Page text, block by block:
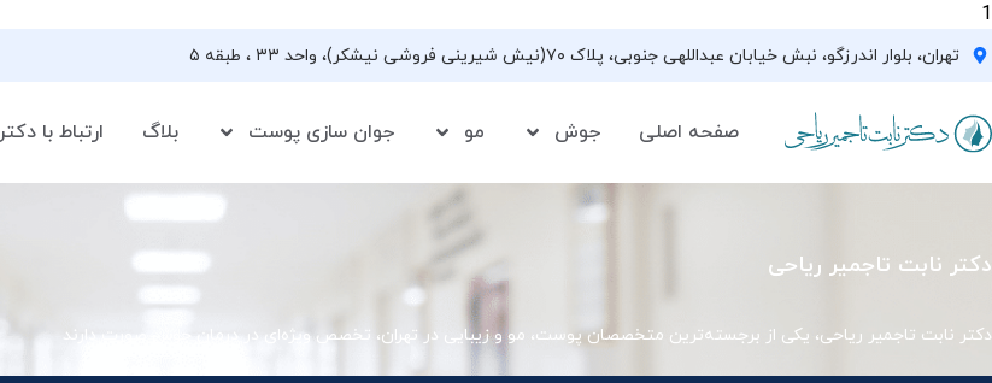
1
تهران، بلوار اندرزگو، نبش خیابان عبداللهی جنوبی، پلاک ۷۰(نیش شیرینی فروشی نیشکر)، واحد ۳۳ ، طبقه ۵
صفحه اصلی جوش مو جوان سازی پوست بلاگ ارتباط با دکتر
دکتر نابت تاجمیر ریاحی
دکتر نابت تاجمیر ریاحی، یکی از برجسته‌ترین متخصصان پوست، مو و زیبایی در تهران، تخصص ویژه‌ای در درمان جوش صورت دارند